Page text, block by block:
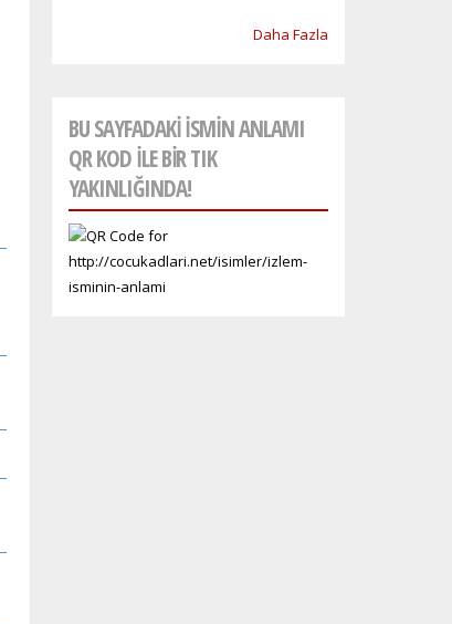
Daha Fazla
BU SAYFADAKI ISMIN ANLAMI
QR KOD ILE BIR TIK
YAKINLIĞINDA!